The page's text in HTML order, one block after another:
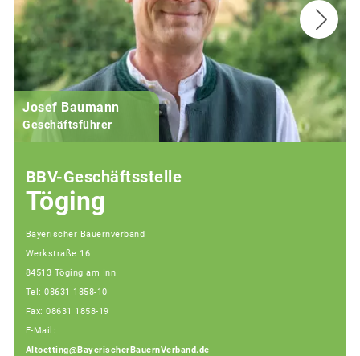
Josef Baumann
Geschäftsführer
BBV-Geschäftsstelle
Töging
Bayerischer Bauernverband
Werkstraße 16
84513 Töging am Inn
Tel: 08631 1858-10
Fax: 08631 1858-19
E-Mail:
Altoetting@BayerischerBauernVerband.de